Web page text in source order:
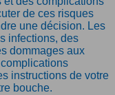
de ces risques
une décision. Les
infections, des
dommages aux
instructions de votre
bouche.